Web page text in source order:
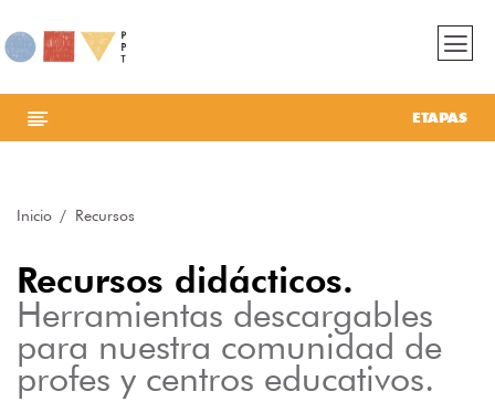
ETAPAS
Inicio Recursos
Recursos didácticos.
Herramientas descargables
para nuestra comunidad de
profes y centros educativos.